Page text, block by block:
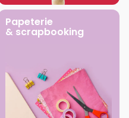
Papeterie
& scrapbooking